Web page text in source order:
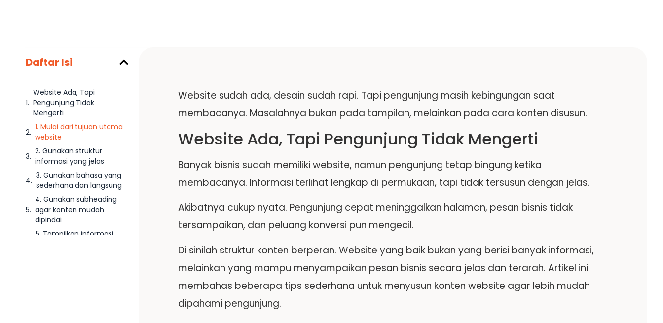
Daftar Isi
Website Ada, Tapi
Pengunjung Tidak
Mengerti
1. Mulai dari tujuan utama
website
2. Gunakan struktur
informasi yang jelas
3. Gunakan bahasa yang
sederhana dan langsung
4. Gunakan subheading
agar konten mudah
dipindai
5. Tampilkan informasi
Website sudah ada, desain sudah rapi. Tapi pengunjung masih kebingungan saat
membacanya. Masalahnya bukan pada tampilan, melainkan pada cara konten disusun.
Website Ada, Tapi Pengunjung Tidak Mengerti
Banyak bisnis sudah memiliki website, namun pengunjung tetap bingung ketika
membacanya. Informasi terlihat lengkap di permukaan, tapi tidak tersusun dengan jelas.
Akibatnya cukup nyata. Pengunjung cepat meninggalkan halaman, pesan bisnis tidak
tersampaikan, dan peluang konversi pun mengecil.
Di sinilah struktur konten berperan. Website yang baik bukan yang berisi banyak informasi,
melainkan yang mampu menyampaikan pesan bisnis secara jelas dan terarah. Artikel ini
membahas beberapa tips sederhana untuk menyusun konten website agar lebih mudah
dipahami pengunjung.